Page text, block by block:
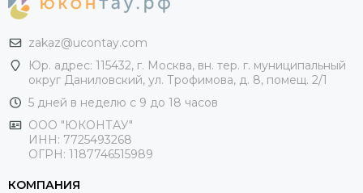
zakaz@ucontay.com
Юр. адрес: 115432, г. Москва, вн. тер. г. муниципальный
округ Даниловский, ул. Трофимова, д. 8, помещ. 2/1
5 дней в неделю с 9 до 18 часов
ООО "ЮКОНТАУ"
ИНН: 7725493268
ОГРН: 1187746515989
КОМПАНИЯ